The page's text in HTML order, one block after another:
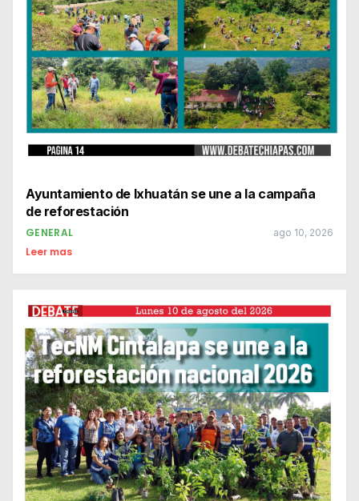
Ayuntamiento de Ixhuatán se une a la campaña
de reforestación
GENERAL ago 10, 2026
Leer mas